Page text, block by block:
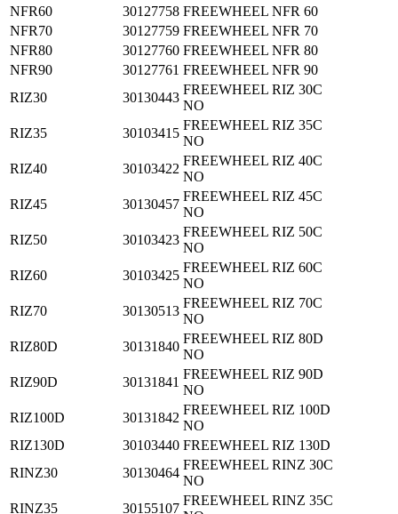
NFR60
30127758 FREEWHEEL NFR 60
NFR70
30127759 FREEWHEEL NFR 70
NFR80
30127760 FREEWHEEL NFR 80
NFR90
30127761 FREEWHEEL NFR 90
RIZ30
30130443
FREEWHEEL RIZ 30C
NO
RIZ35
30103415
FREEWHEEL RIZ 35C
NO
RIZ40
30103422
FREEWHEEL RIZ 40C
NO
RIZ45
30130457
FREEWHEEL RIZ 45C
NO
RIZ50
30103423
FREEWHEEL RIZ 50C
NO
RIZ60
30103425
FREEWHEEL RIZ 60C
NO
RIZ70
30130513
FREEWHEEL RIZ 70C
NO
RIZ80D
30131840
FREEWHEEL RIZ 80D
NO
RIZ90D
30131841
FREEWHEEL RIZ 90D
NO
RIZ100D
30131842
FREEWHEEL RIZ 100D
NO
RIZ130D
30103440 FREEWHEEL RIZ 130D
RINZ30
30130464
FREEWHEEL RINZ 30C
NO
RINZ35
30155107
FREEWHEEL RINZ 35C